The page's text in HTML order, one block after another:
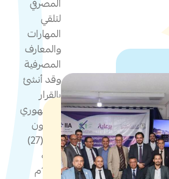
المصرفي
لتلقي
المهارات
والمعارف
المصرفية
وقد أنشئ
بالقرار
الجمهوري
بالقانون
رقم (27)
لسنة